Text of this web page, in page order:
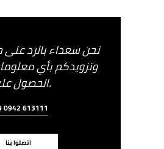
نحن سعداء بالرد
وتزويدكم بأي
الحصول عليها.
0942 613111
اتصلوا بنا